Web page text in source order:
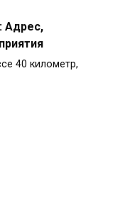
Адрес,
40 километр,